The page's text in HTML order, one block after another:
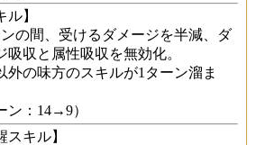
ル】
の間、受けるダメージを半減、ダ
吸収と属性吸収を無効化。
外の味方のスキルが1ターン溜ま
ン：14→9）
スキル】